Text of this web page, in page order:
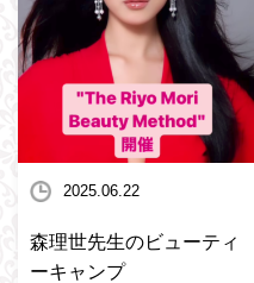
2025.06.22
森理世先生のビューティ
ーキャンプ